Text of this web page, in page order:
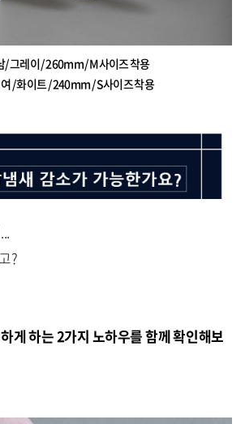
/ 그레이 / 260mm / M사이즈 착용
/ 화이트 / 240mm / S사이즈 착용
?
게 하는 2가지 노하우를 함께 확인해보